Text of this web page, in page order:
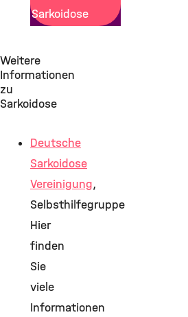
Sarkoidose
Weitere
Informationen
zu
Sarkoidose
Deutsche
Sarkoidose
Vereinigung,
Selbsthilfegruppe
Hier
finden
Sie
viele
Informationen